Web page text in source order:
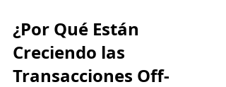
¿Por Qué Están
Creciendo las
Transacciones Off-